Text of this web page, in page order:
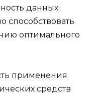
данных
способствовать
оптимального
применения
средств